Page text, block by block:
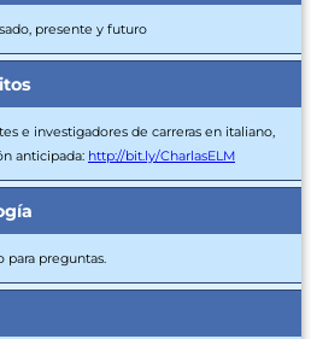
presente y futuro
e investigadores de carreras en italiano,
anticipada: http://bit.ly/CharlasELM
para preguntas.